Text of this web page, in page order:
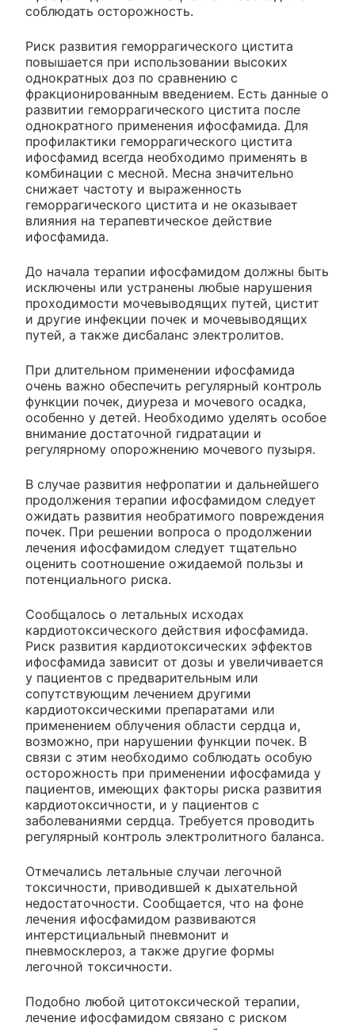
соблюдать осторожность.
Риск развития геморрагического цистита
повышается при использовании высоких
однократных доз по сравнению с
фракционированным введением. Есть данные о
развитии геморрагического цистита после
однократного применения ифосфамида. Для
профилактики геморрагического цистита
ифосфамид всегда необходимо применять в
комбинации с месной. Месна значительно
снижает частоту и выраженность
геморрагического цистита и не оказывает
влияния на терапевтическое действие
ифосфамида.
До начала терапии ифосфамидом должны быть
исключены или устранены любые нарушения
проходимости мочевыводящих путей, цистит
и другие инфекции почек и мочевыводящих
путей, а также дисбаланс электролитов.
При длительном применении ифосфамида
очень важно обеспечить регулярный контроль
функции почек, диуреза и мочевого осадка,
особенно у детей. Необходимо уделять особое
внимание достаточной гидратации и
регулярному опорожнению мочевого пузыря.
В случае развития нефропатии и дальнейшего
продолжения терапии ифосфамидом следует
ожидать развития необратимого повреждения
почек. При решении вопроса о продолжении
лечения ифосфамидом следует тщательно
оценить соотношение ожидаемой пользы и
потенциального риска.
Сообщалось о летальных исходах
кардиотоксического действия ифосфамида.
Риск развития кардиотоксических эффектов
ифосфамида зависит от дозы и увеличивается
у пациентов с предварительным или
сопутствующим лечением другими
кардиотоксическими препаратами или
применением облучения области сердца и,
возможно, при нарушении функции почек. В
связи с этим необходимо соблюдать особую
осторожность при применении ифосфамида у
пациентов, имеющих факторы риска развития
кардиотоксичности, и у пациентов с
заболеваниями сердца. Требуется проводить
регулярный контроль электролитного баланса.
Отмечались летальные случаи легочной
токсичности, приводившей к дыхательной
недостаточности. Сообщается, что на фоне
лечения ифосфамидом развиваются
интерстициальный пневмонит и
пневмосклероз, а также другие формы
легочной токсичности.
Подобно любой цитотоксической терапии,
лечение ифосфамидом связано с риском